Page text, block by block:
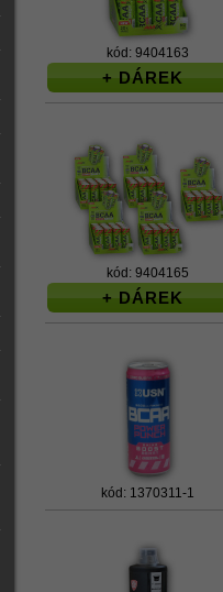
kód: 9404163
+ DÁREK
kód: 9404165
+ DÁREK
kód: 1370311-1